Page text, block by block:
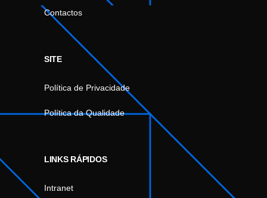
Contactos
SITE
Política de Privacidade
Política da Qualidade
LINKS RÁPIDOS
Intranet